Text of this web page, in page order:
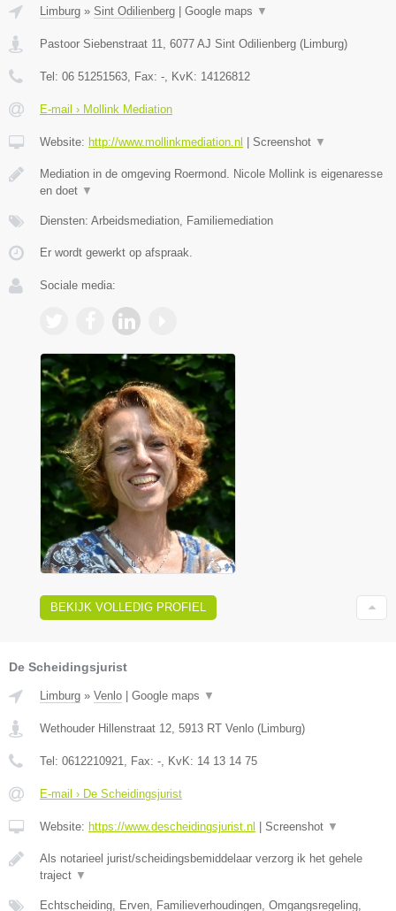
Limburg » Sint Odilienberg Google maps ▼
Pastoor Siebenstraat 11, 6077 AJ Sint Odilienberg (Limburg)
Tel: 06 51251563, Fax: -, KvK: 14126812
E-mail › Mollink Mediation
Website: http://www.mollinkmediation.nl Screenshot ▼
Mediation in de omgeving Roermond. Nicole Mollink is eigenaresse
en doet ▼
Diensten: Arbeidsmediation, Familiemediation
Er wordt gewerkt op afspraak.
Sociale media:
BEKIJK VOLLEDIG PROFIEL
De Scheidingsjurist
Limburg » Venlo Google maps ▼
Wethouder Hillenstraat 12 5913 RT Venlo ( Limburg)
Tel: 0612210921 , Fax: - , KvK: 14 13 14 75
E-mail › De Scheidingsjurist
Website: https://www.descheidingsjurist.nl Screenshot ▼
Als notarieel jurist/scheidingsbemiddelaar verzorg ik het gehele
traject ▼
Echtscheiding, Erven, Familieverhoudingen, Omgangsregeling,